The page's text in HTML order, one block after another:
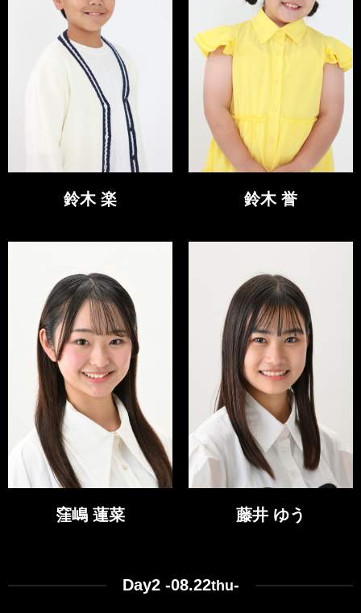
鈴木 楽 鈴木 誉
窪嶋 蓮菜 藤井 ゆう
Day2 -08.22thu-